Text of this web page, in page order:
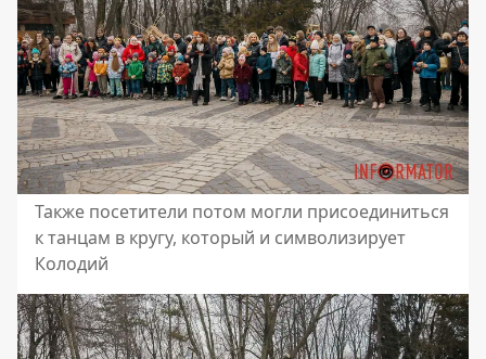
Также посетители потом могли присоединиться
к танцам в кругу, который и символизирует
Колодий